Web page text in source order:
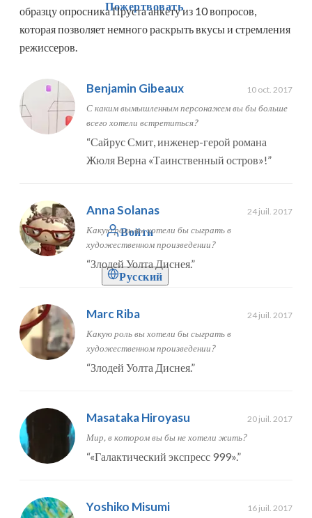
Пожертвовать
Войти
Русский
образцу опросника Пруста анкету из 10 вопросов,
которая позволяет немного раскрыть вкусы и стремления
режиссеров.
Benjamin Gibeaux 10 oct. 2017
С каким вымышленным персонажем вы бы больше
всего хотели встретиться?
“Сайрус Смит, инженер-герой романа
Жюля Верна «Таинственный остров»!”
Anna Solanas 24 juil. 2017
Какую роль вы хотели бы сыграть в
художественном произведении?
“Злодей Уолта Диснея.”
Marc Riba 24 juil. 2017
Какую роль вы хотели бы сыграть в
художественном произведении?
“Злодей Уолта Диснея.”
Masataka Hiroyasu 20 juil. 2017
Мир, в котором вы бы не хотели жить?
“«Галактический экспресс 999».”
Yoshiko Misumi 16 juil. 2017